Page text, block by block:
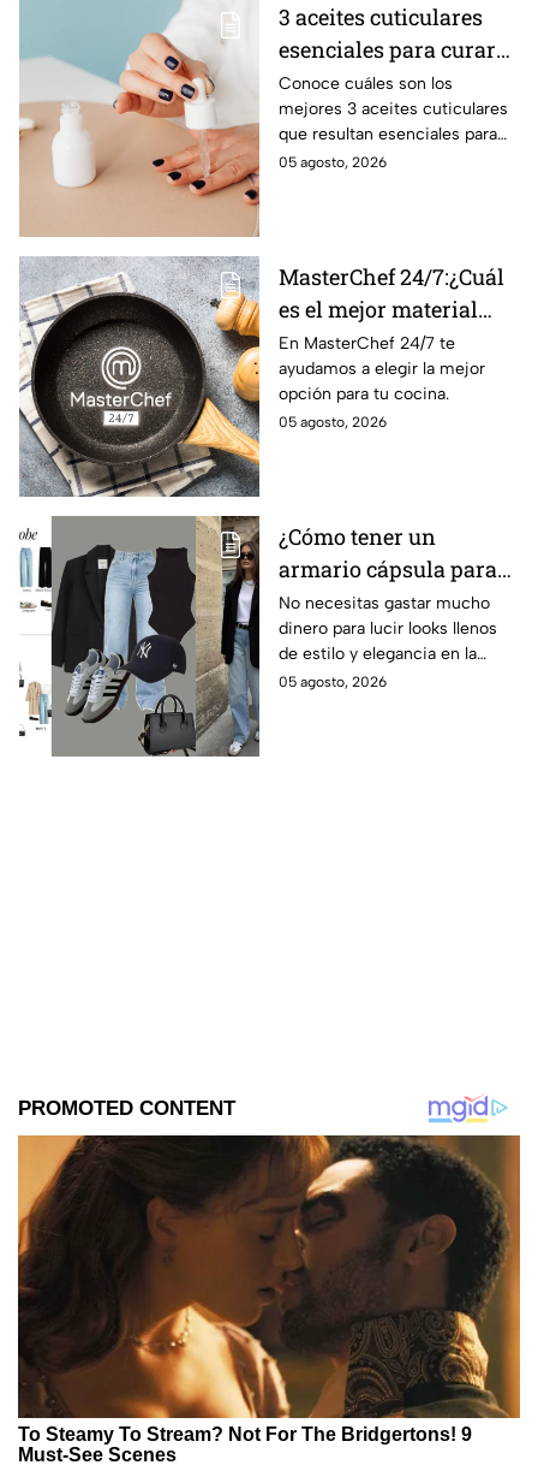
3 aceites cuticulares
esenciales para curar
las uñas quebradizas y
la piel abierta
Conoce cuáles son los
mejores 3 aceites cuticulares
que resultan esenciales para
que puedas curar las uñas
05 agosto, 2026
MasterChef 24/7:¿Cuál
es el mejor material
para una sartén?
En MasterChef 24/7 te
ayudamos a elegir la mejor
opción para tu cocina.
05 agosto, 2026
¿Cómo tener un
armario cápsula para
este regreso a clases
2026? Lucirás
sofisticada y elegante
con prendas básicas
No necesitas gastar mucho
dinero para lucir looks llenos
de estilo y elegancia en la
escuela, solo prendas básicas
05 agosto, 2026